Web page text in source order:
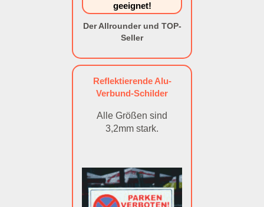
geeignet!
Der Allrounder und TOP-
Seller
Reflektierende Alu-
Verbund-Schilder
Alle Größen sind
3,2mm stark.